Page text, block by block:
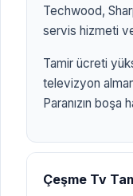
Techwood,
servis hizmeti
Tamir ücreti
televizyon
Paranızın boşa
Çeşme Tv